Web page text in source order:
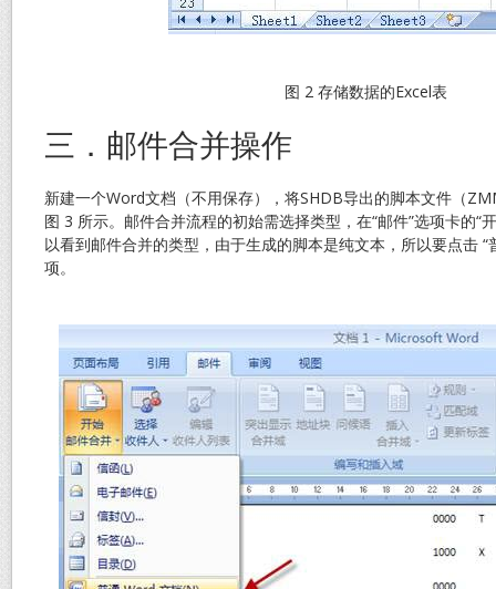
图 2 存储数据的Excel表
三．邮件合并操作
新建一个Word文档（不用保存），将SHDB导出的脚本文件（
图 3 所示。邮件合并流程的初始需选择类型，在“邮件”选项卡的“
以看到邮件合并的类型，由于生成的脚本是纯文本，所以要点击
项。